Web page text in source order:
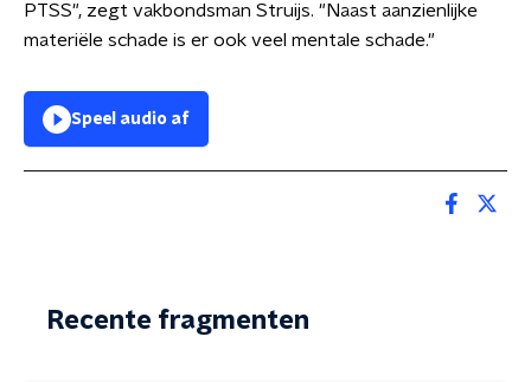
PTSS", zegt vakbondsman Struijs. "Naast aanzienlijke
materiële schade is er ook veel mentale schade."
Speel audio af
Recente fragmenten